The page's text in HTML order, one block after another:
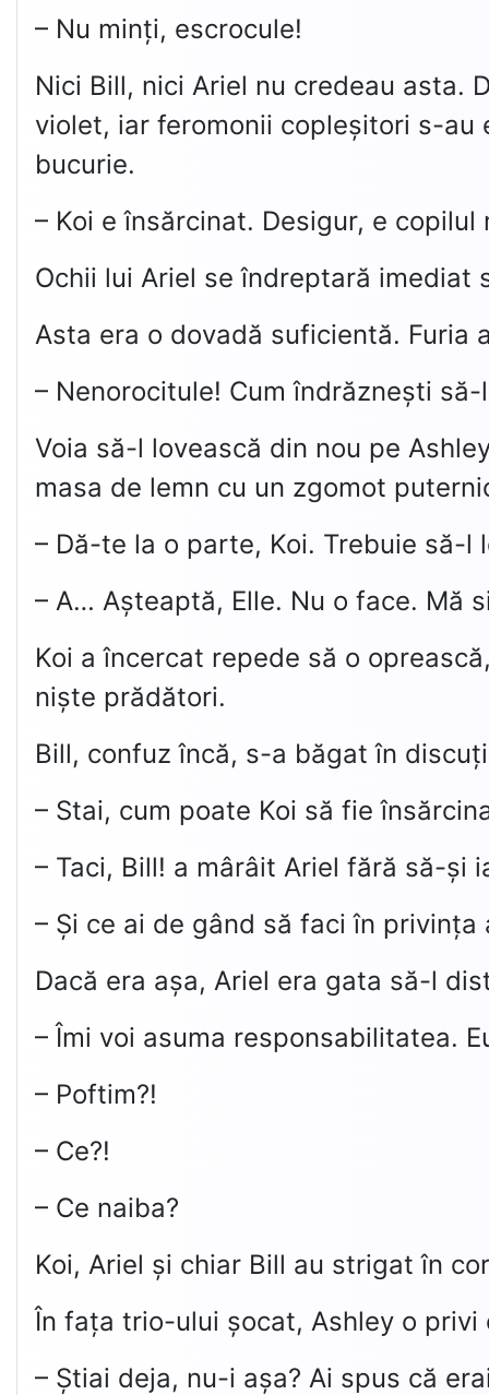
– Nu minți, escrocule!
Nici Bill, nici Ariel nu credeau asta.
violet, iar feromonii copleșitori s-
bucurie.
– Koi e însărcinat. Desigur, e copilul
Ochii lui Ariel se îndreptară imediat
Asta era o dovadă suficientă. Furia
– Nenorocitule! Cum îndrăznești
Voia să-l lovească din nou pe
masa de lemn cu un zgomot
– Dă-te la o parte, Koi. Trebuie să-l
– A… Așteaptă, Elle. Nu o face. Mă
Koi a încercat repede să o
niște prădători.
Bill, confuz încă, s-a băgat în
– Stai, cum poate Koi să fie
– Taci, Bill! a mârâit Ariel fără să-și
– Și ce ai de gând să faci în
Dacă era așa, Ariel era gata să-l
– Îmi voi asuma responsabilitatea.
– Poftim?!
– Ce?!
– Ce naiba?
Koi, Ariel și chiar Bill au strigat în
În fața trio-ului șocat, Ashley o
– Știai deja, nu-i așa? Ai spus că